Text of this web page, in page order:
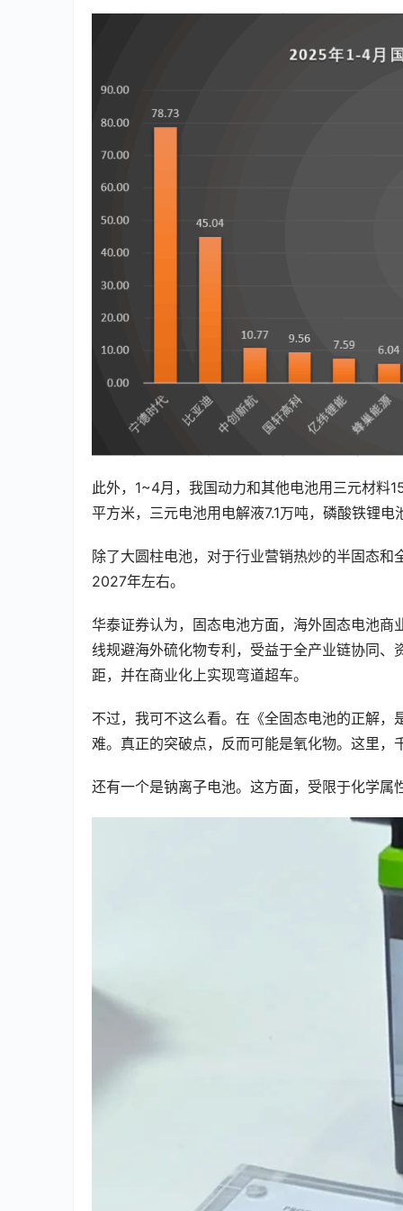
此外，1~4月，我国动力和其他电池用三元材料
平方米，三元电池用电解液7.1万吨，磷酸铁锂
除了大圆柱电池，对于行业营销热炒的半固态
2027年左右。
华泰证券认为，固态电池方面，海外固态电池
线规避海外硫化物专利，受益于全产业链协同
距，并在商业化上实现弯道超车。
不过，我可不这么看。在《全固态电池的正解
难。真正的突破点，反而可能是氧化物。这里，
还有一个是钠离子电池。这方面，受限于化学